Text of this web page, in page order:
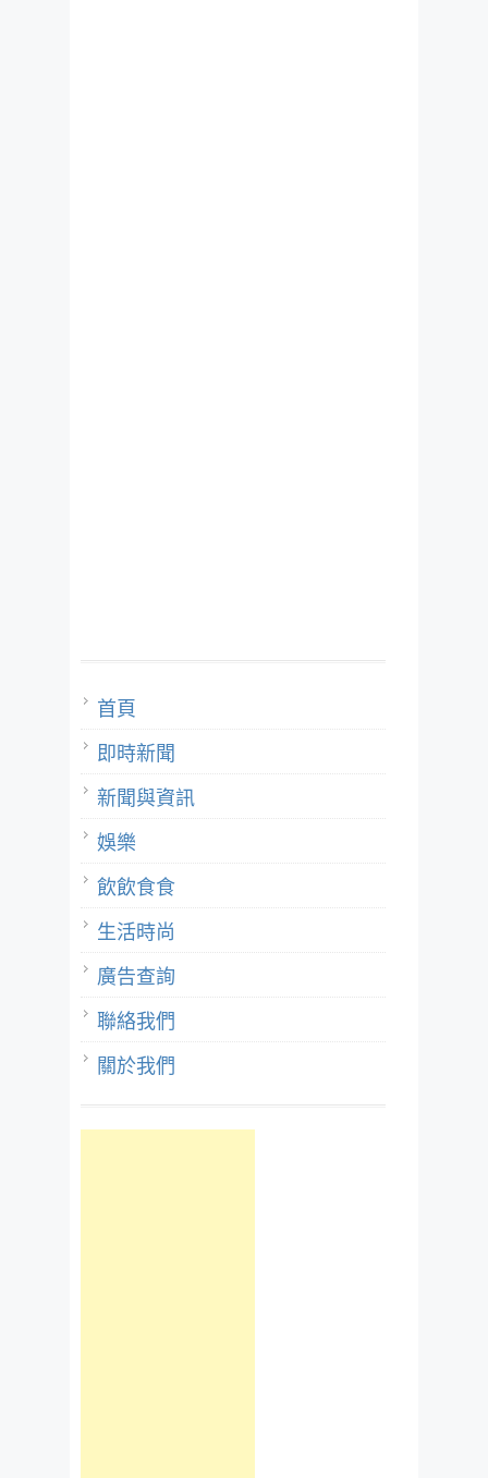
首頁
即時新聞
新聞與資訊
娛樂
飲飲食食
生活時尚
廣告查詢
聯絡我們
關於我們